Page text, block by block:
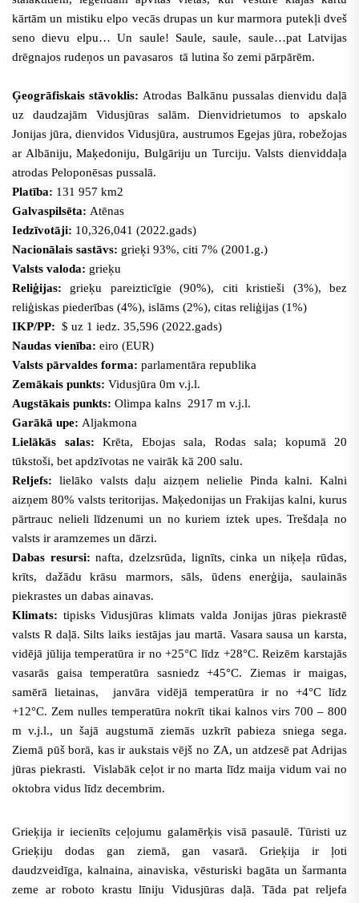
kārtām un mistiku elpo vecās drupas un kur marmora putekļi dveš
seno dievu elpu… Un saule! Saule, saule, saule…pat Latvijas
drēgnajos rudeņos un pavasaros tā lutina šo zemi pārpārēm.
Ģeogrāfiskais stāvoklis:Atrodas Balkānu pussalas dienvidu daļā
uz daudzajām Vidusjūras salām. Dienvidrietumos to apskalo
Jonijas jūra, dienvidos Vidusjūra, austrumos Egejas jūra, robežojas
ar Albāniju, Maķedoniju, Bulgāriju un Turciju. Valsts dienviddaļa
atrodas Peloponēsas pussalā.
Platība: 131 957 km2
Galvaspilsēta: Atēnas
Iedzīvotāji: 10,326,041 (2022.gads)
Nacionālais sastāvs: grieķi 93%, citi 7% (2001.g.)
Valsts valoda: grieķu
Reliģijas: grieķu pareizticīgie (90%), citi kristieši (3%), bez
reliģiskas piederības (4%), islāms (2%), citas reliģijas (1%)
IKP/PP: $ uz 1 iedz. 35,596 (2022.gads)
Naudas vienība: eiro (EUR)
Valsts pārvaldes forma: parlamentāra republika
Zemākais punkts: Vidusjūra 0m v.j.l.
Augstākais punkts: Olimpa kalns 2917 m v.j.l.
Garākā upe: Aljakmona
Lielākās salas:
Krēta, Ebojas sala, Rodas sala; kopumā 20
tūkstoši, bet apdzīvotas ne vairāk kā 200 salu.
Reljefs: lielāko valsts daļu aizņem nelielie Pinda kalni. Kalni
aizņem 80% valsts teritorijas. Maķedonijas un Frakijas kalni, kurus
pārtrauc nelieli līdzenumi un no kuriem iztek upes. Trešdaļa no
valsts ir aramzemes un dārzi.
Dabas resursi: nafta, dzelzsrūda, lignīts, cinka un niķeļa rūdas,
krīts, dažādu krāsu marmors, sāls, ūdens enerģija, saulainās
piekrastes un dabas ainavas.
Klimats: tipisks Vidusjūras klimats valda Jonijas jūras piekrastē
valsts R daļā. Silts laiks iestājas jau martā. Vasara sausa un karsta,
vidējā jūlija temperatūra ir no +25°C līdz +28°C. Reizēm karstajās
vasarās gaisa temperatūra sasniedz +45°C. Ziemas ir maigas,
samērā lietainas, janvāra vidējā temperatūra ir no +4°C līdz
+12°C. Zem nulles temperatūra nokrīt tikai kalnos virs 700 – 800
m v.j.l., un šajā augstumā ziemās uzkrīt pabieza sniega sega.
Ziemā pūš borā, kas ir aukstais vējš no ZA, un atdzesē pat Adrijas
jūras piekrasti. Vislabāk ceļot ir no marta līdz maija vidum vai no
oktobra vidus līdz decembrim.
Grieķija ir iecienīts ceļojumu galamērķis visā pasaulē. Tūristi uz
Grieķiju dodas gan ziemā, gan vasarā. Grieķija ir ļoti
daudzveidīga, kalnaina, ainaviska, vēsturiski bagāta un šarmanta
zeme ar roboto krastu līniju Vidusjūras daļā. Tāda pat reljefa